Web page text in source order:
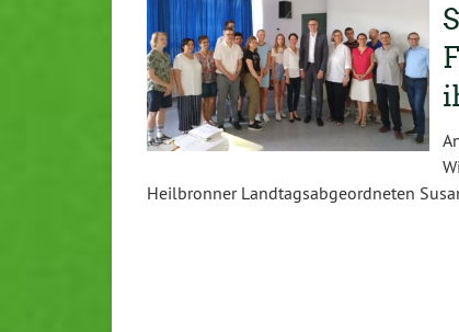
Heilbronner Landtagsabgeordneten